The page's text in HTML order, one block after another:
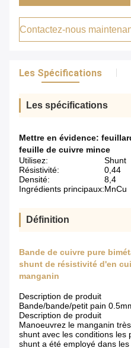
Contactez-nous
Les Spécifications
Les spécifications
Mettre en évidence:
feuille de cuivre mince
Utilisez:
Shunt
Résistivité:
0,44
Densité:
8,4
Ingrédients principaux:MnCu
Définition
Bande de cuivre pure
shunt de résistivité d'en
manganin
Description de produit
Bande/bande/petit pain
Description de produit
Manoeuvrez le manganin
shunt avec les conditions les
shunt a été employé dans